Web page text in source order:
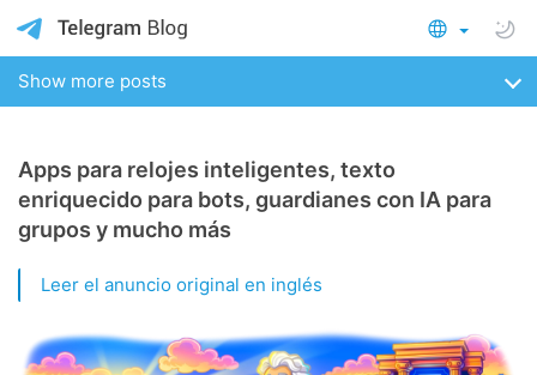
Show more posts
Apps para relojes inteligentes, texto
enriquecido para bots, guardianes con IA para
grupos y mucho más
Leer el anuncio original en inglés